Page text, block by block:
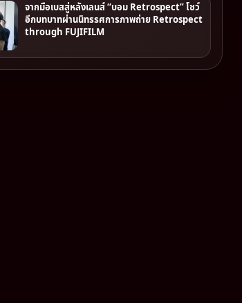
จากมือเบสสู่หลังเลนส์ “บอม Retrospect” โชว์
อีกบทบาทผ่านนิทรรศการภาพถ่าย Retrospect
through FUJIFILM